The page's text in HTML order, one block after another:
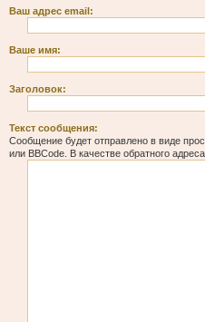
Ваш адрес email:
Ваше имя:
Заголовок:
Текст сообщения:
Сообщение будет отправлено в виде
или BBCode. В качестве обратного